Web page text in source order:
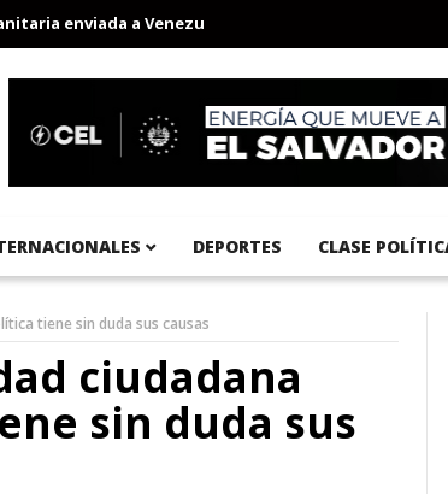
enviada a Venezuela Aeropuerto Internacional del
DEPORTES CLASE
tiene sin duda sus causas
ciudadana
sin duda sus